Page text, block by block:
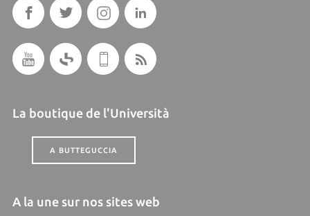
La boutique de l'Università
A BUTTEGUCCIA
A la une sur nos sites web